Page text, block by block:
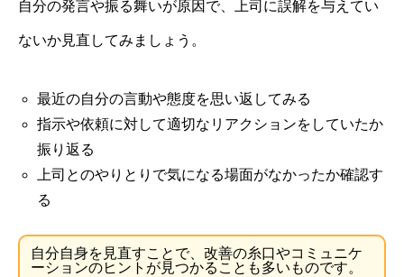
自分の発言や振る舞いが原因で、上司に誤解を与えてい
ないか見直してみましょう。
最近の自分の言動や態度を思い返してみる
指示や依頼に対して適切なリアクションをしていたか
振り返る
上司とのやりとりで気になる場面がなかったか確認す
る
自分自身を見直すことで、改善の糸口やコミュニケ
ーションのヒントが見つかることも多いものです。